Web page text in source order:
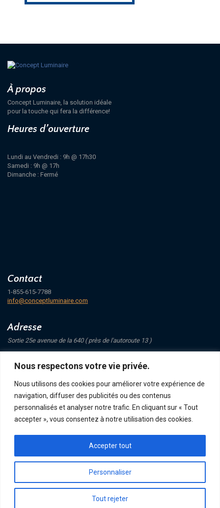
Nous respectons votre vie privée.
Nous utilisons des cookies pour améliorer votre expérience de
navigation, diffuser des publicités ou des contenus
personnalisés et analyser notre trafic. En cliquant sur « Tout
accepter », vous consentez à notre utilisation des cookies.
Personnaliser
Tout rejeter
Accepter tout
À propos
Concept Luminaire, la solution idéale
pour la touche qui fera la différence!
Heures d’ouverture
Lundi au Vendredi : 9h @ 17h30
Samedi : 9h @ 17h
Dimanche : Fermé
Contact
1-855-615-7788
info@conceptluminaire.com
Adresse
Sortie 25e avenue de la 640 ( près de l'autoroute 13 )
Saint-Eustache
Suivez-nous
POLITIQUE DE CONFIDENTIALITÉ
CONCEPT LUMINAIRE - TOUS DROITS RÉSERVÉS © 2026